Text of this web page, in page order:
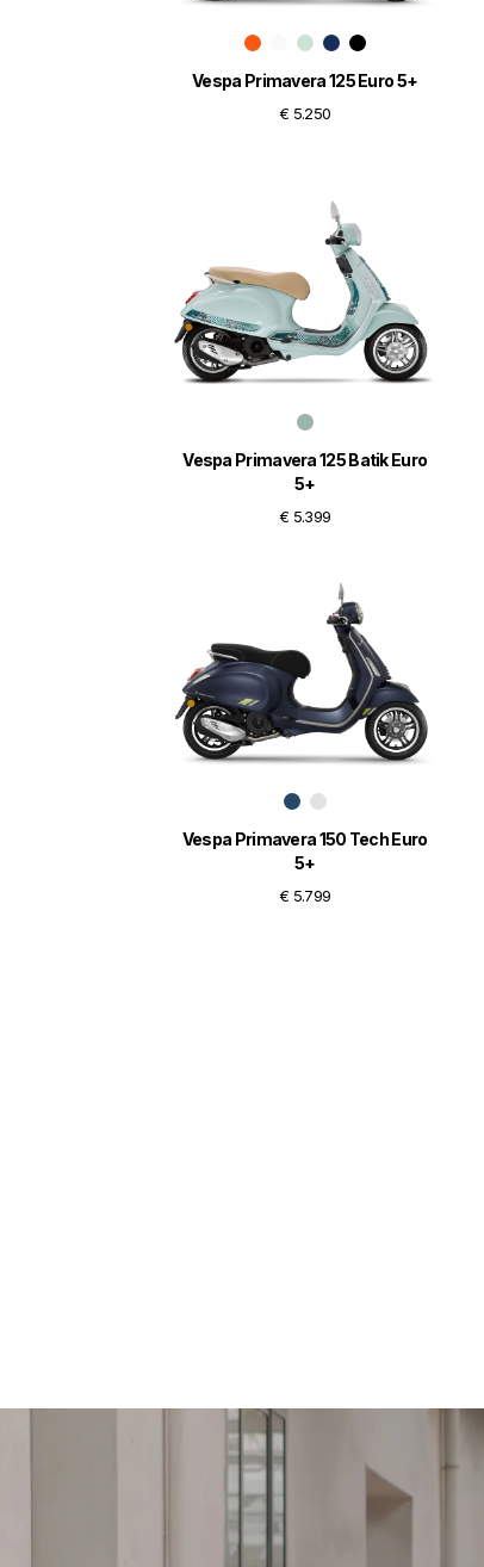
Vespa Primavera 125 Euro 5+
€ 5.250
Vespa Primavera 125 Batik Euro
5+
€ 5.399
Vespa Primavera 150 Tech Euro
5+
€ 5.799